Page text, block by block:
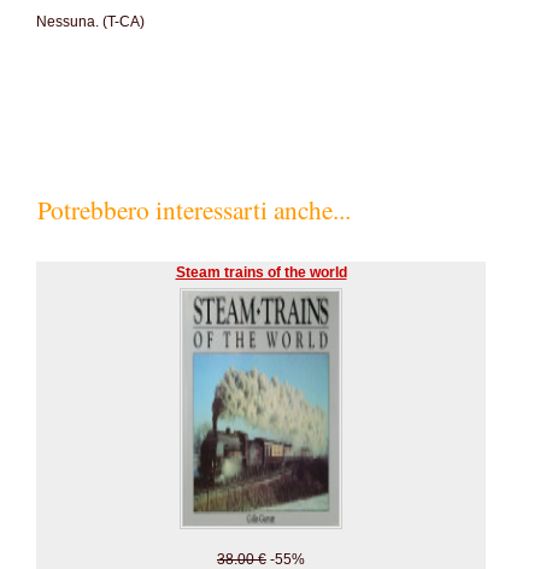
Nessuna. (T-CA)
Potrebbero interessarti anche...
Steam trains of the world
38.00 € -55%